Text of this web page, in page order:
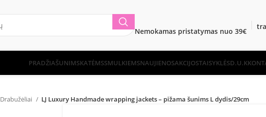
Nemokamas pristatymas nuo 39€
PRADŽIAŠUNIMSKATĖMSSMULKIEMSNAUJIENOSAKCIJOSTAISYKLĖSD.U.K
Drabužėliai LJ Luxury Handmade wrapping jackets – pižama šunims L dydis/29cm